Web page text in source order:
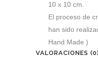
10 x 10 cm.
El proceso de
han sido
Hand Made )
VALORACIONES